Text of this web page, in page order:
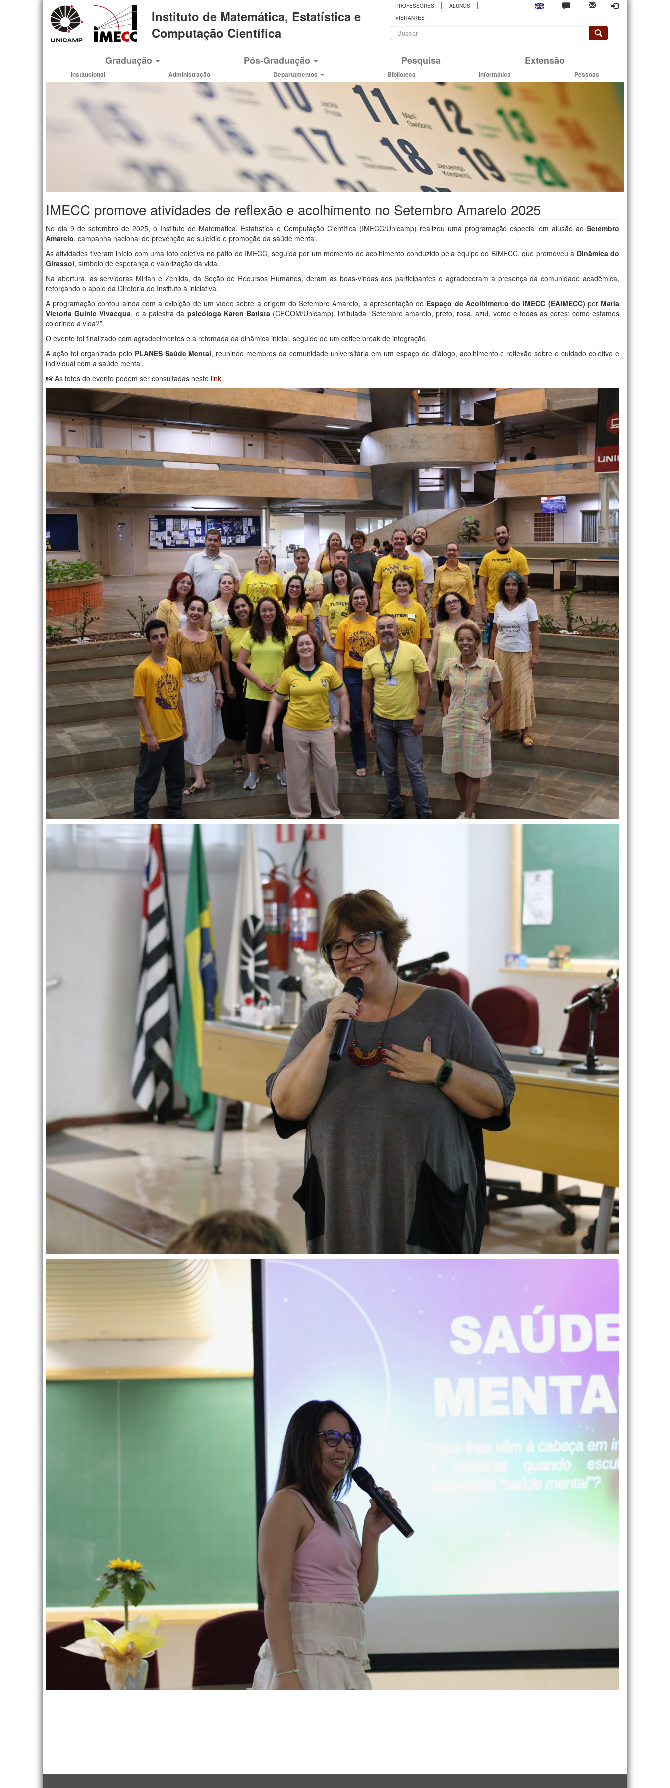
Instituto de Matemática, Estatística e
Computação Científica
PROFESSORES | ALUNOS |
VISITANTES
Formulário
busca
Graduação Pós-Graduação Pesquisa Extensão
Institucional Administração Departamentos Biblioteca Informática Pessoas
IMECC promove atividades de reflexão e acolhimento no Setembro Amarelo 2025
No dia 9 de setembro de 2025, o Instituto de Matemática, Estatística e Computação Científica (IMECC/Unicamp) realizou uma programação especial em alusão ao Setembro
Amarelo, campanha nacional de prevenção ao suicídio e promoção da saúde mental.
As atividades tiveram início com uma foto coletiva no pátio do IMECC, seguida por um momento de acolhimento conduzido pela equipe do BIMECC, que promoveu a Dinâmica do
Girassol, símbolo de esperança e valorização da vida.
Na abertura, as servidoras Mirian e Zenilda, da Seção de Recursos Humanos, deram as boas-vindas aos participantes e agradeceram a presença da comunidade acadêmica,
reforçando o apoio da Diretoria do Instituto à iniciativa.
A programação contou ainda com a exibição de um vídeo sobre a origem do Setembro Amarelo, a apresentação do Espaço de Acolhimento do IMECC (EAIMECC) por Maria
Victoria Guinle Vivacqua, e a palestra da psicóloga Karen Batista (CECOM/Unicamp), intitulada “Setembro amarelo, preto, rosa, azul, verde e todas as cores: como estamos
colorindo a vida?”.
O evento foi finalizado com agradecimentos e a retomada da dinâmica inicial, seguido de um coffee break de integração.
A ação foi organizada pelo PLANES Saúde Mental, reunindo membros da comunidade universitária em um espaço de diálogo, acolhimento e reflexão sobre o cuidado coletivo e
individual com a saúde mental.
📸 As fotos do evento podem ser consultadas neste link.